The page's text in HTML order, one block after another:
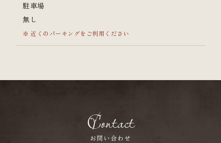
駐車場
無し
近くのパーキングをご利用ください
Contact
お問い合わせ